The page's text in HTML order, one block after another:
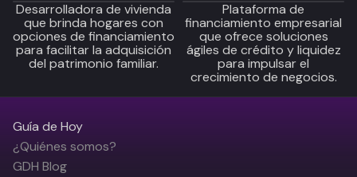
Desarrolladora de vivienda
que brinda hogares con
opciones de financiamiento
para facilitar la adquisición
del patrimonio familiar.
Plataforma de
financiamiento empresarial
que ofrece soluciones
ágiles de crédito y liquidez
para impulsar el
crecimiento de negocios.
Guía de Hoy
¿Quiénes somos?
GDH Blog